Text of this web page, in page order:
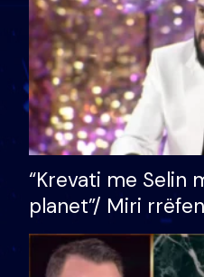
“Krevati me Selin
planet”/ Miri
bukura në
mungojë zilja e